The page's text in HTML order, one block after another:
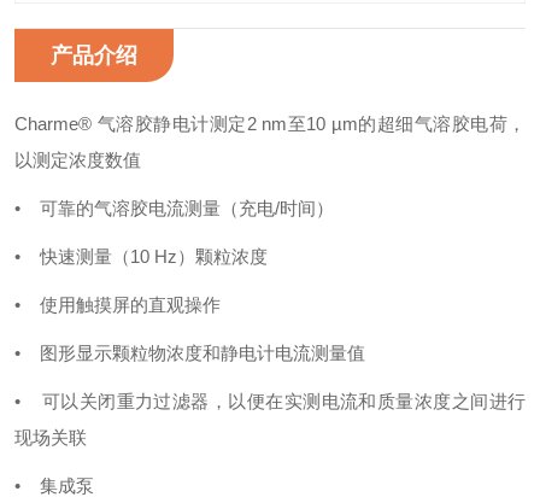
产品介绍
Charme® 气溶胶静电计测定2 nm至10 µm的超细气溶胶电荷，
以测定浓度数值
• 可靠的气溶胶电流测量（充电/时间）
• 快速测量（10 Hz）颗粒浓度
• 使用触摸屏的直观操作
• 图形显示颗粒物浓度和静电计电流测量值
• 可以关闭重力过滤器，以便在实测电流和质量浓度之间进行
现场关联
• 集成泵